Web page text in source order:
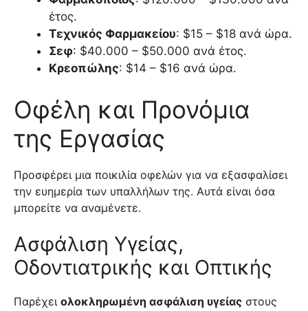
έτος.
Τεχνικός Φαρμακείου: $15 – $18 ανά ώρα.
Σεφ: $40.000 – $50.000 ανά έτος.
Κρεοπώλης: $14 – $16 ανά ώρα.
Οφέλη και Προνόμια
της Εργασίας
Προσφέρει μια ποικιλία οφελών για να εξασφαλίσει
την ευημερία των υπαλλήλων της. Αυτά είναι όσα
μπορείτε να αναμένετε.
Ασφάλιση Υγείας,
Οδοντιατρικής και Οπτικής
Παρέχει ολοκληρωμένη ασφάλιση υγείας στους